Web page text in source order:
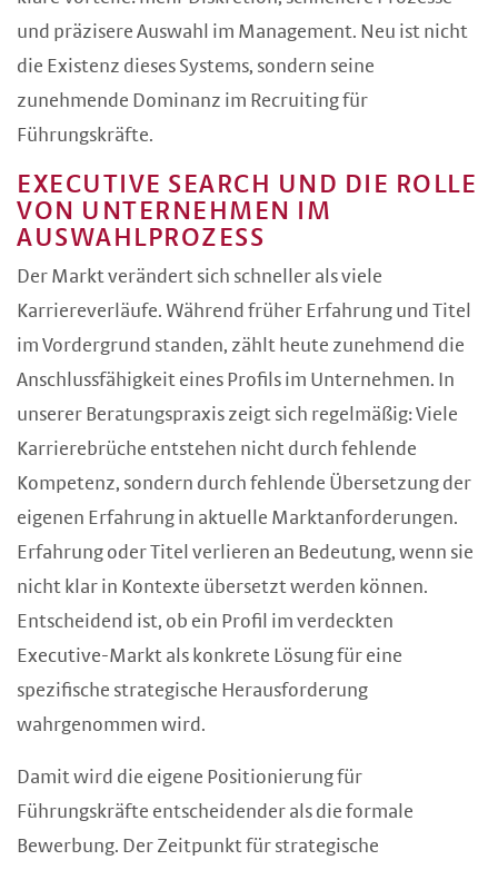
und präzisere Auswahl im Management. Neu ist nicht
die Existenz dieses Systems, sondern seine
zunehmende Dominanz im Recruiting für
Führungskräfte.
EXECUTIVE SEARCH UND DIE ROLLE
VON UNTERNEHMEN IM
AUSWAHLPROZESS
Der Markt verändert sich schneller als viele
Karriereverläufe. Während früher Erfahrung und Titel
im Vordergrund standen, zählt heute zunehmend die
Anschlussfähigkeit eines Profils im Unternehmen. In
unserer Beratungspraxis zeigt sich regelmäßig: Viele
Karrierebrüche entstehen nicht durch fehlende
Kompetenz, sondern durch fehlende Übersetzung der
eigenen Erfahrung in aktuelle Marktanforderungen.
Erfahrung oder Titel verlieren an Bedeutung, wenn sie
nicht klar in Kontexte übersetzt werden können.
Entscheidend ist, ob ein Profil im verdeckten
Executive-Markt als konkrete Lösung für eine
spezifische strategische Herausforderung
wahrgenommen wird.
Damit wird die eigene Positionierung für
Führungskräfte entscheidender als die formale
Bewerbung. Der Zeitpunkt für strategische